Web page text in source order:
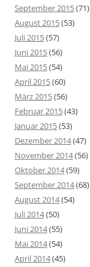
September 2015(71)
August 2015(53)
Juli 2015(57)
Juni 2015(56)
Mai 2015(54)
April 2015(60)
März 2015(56)
Februar 2015(43)
Januar 2015(53)
Dezember 2014(47)
November 2014(56)
Oktober 2014(59)
September 2014(68)
August 2014(54)
Juli 2014(50)
Juni 2014(55)
Mai 2014(54)
April 2014(45)